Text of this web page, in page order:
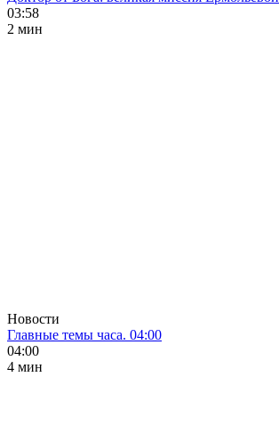
03:58
2 мин
Новости
Главные темы часа. 04:00
04:00
4 мин